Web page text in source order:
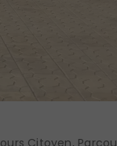
Citoyen,